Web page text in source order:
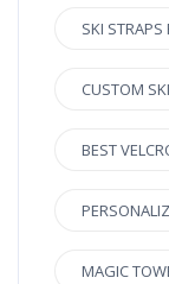
SKI STRAPS
CUSTOM
BEST
MAGIC